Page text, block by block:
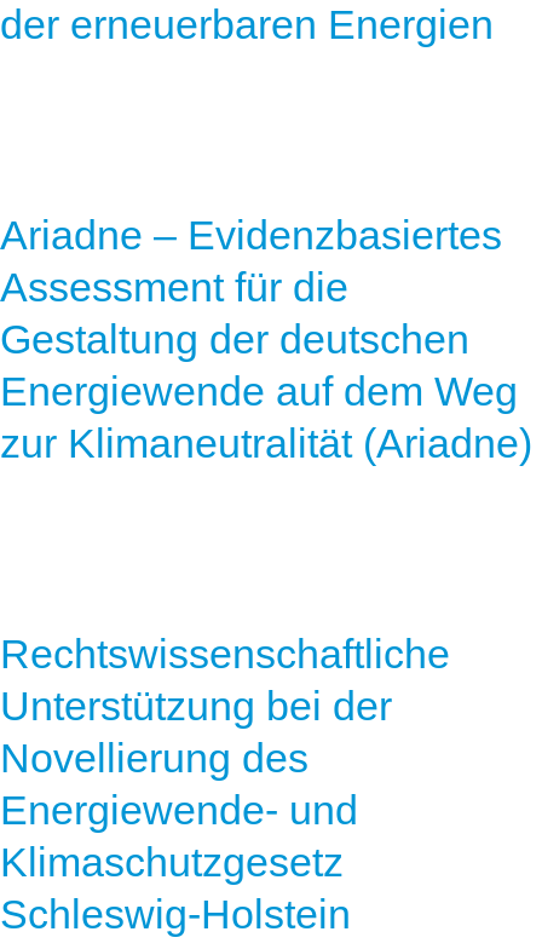
der erneuerbaren Energien
Ariadne – Evidenzbasiertes
Assessment für die
Gestaltung der deutschen
Energiewende auf dem Weg
zur Klimaneutralität (Ariadne)
Rechtswissenschaftliche
Unterstützung bei der
Novellierung des
Energiewende- und
Klimaschutzgesetz
Schleswig-Holstein